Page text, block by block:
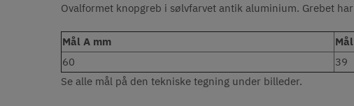
Ovalformet knopgreb i sølvfarvet antik aluminium. Grebet
Mål A mm
60
39
Se alle mål på den tekniske tegning under billeder.